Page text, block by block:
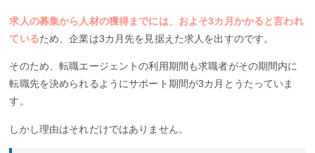
求人の募集から人材の獲得までには、およそ3カ月かかると言われ
ているため、企業は3カ月先を見据えた求人を出すのです。
そのため、転職エージェントの利用期間も求職者がその期間内に
転職先を決められるようにサポート期間が3カ月とうたっていま
す。
しかし理由はそれだけではありません。